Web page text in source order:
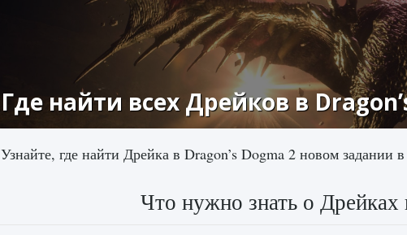
Где найти всех Дрейков в
Узнайте, где найти Дрейка в Dragon’s Dogma 2 новом задании
Что нужно знать о